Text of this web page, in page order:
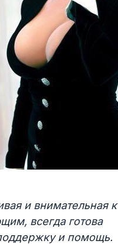
и внимательная к
всегда готова
и помощь.